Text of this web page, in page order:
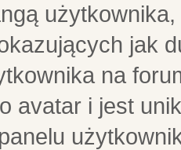
jak
na
avatar i jest